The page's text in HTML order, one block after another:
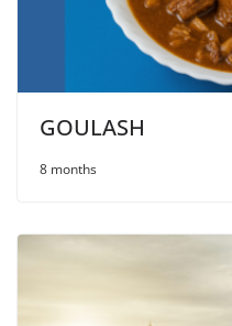
GOULASH
8 months